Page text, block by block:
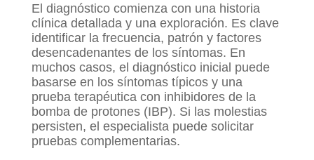
El diagnóstico comienza con una historia
clínica detallada y una exploración. Es clave
identificar la frecuencia, patrón y factores
desencadenantes de los síntomas. En
muchos casos, el diagnóstico inicial puede
basarse en los síntomas típicos y una
prueba terapéutica con inhibidores de la
bomba de protones (IBP). Si las molestias
persisten, el especialista puede solicitar
pruebas complementarias.